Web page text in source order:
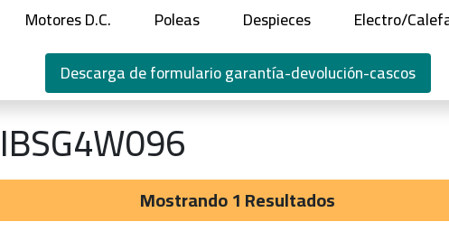
Motores D.C. Poleas Despieces Electro/
Descarga de formulario garantía-devolución-cascos
Mostrando 1 Resultados